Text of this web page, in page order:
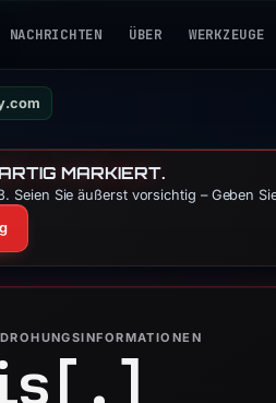
NACHRICHTEN ÜBER WERKZEUGE
MARKIERT.
Seien Sie äußerst vorsichtig – Geben